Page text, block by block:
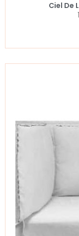
Ciel De